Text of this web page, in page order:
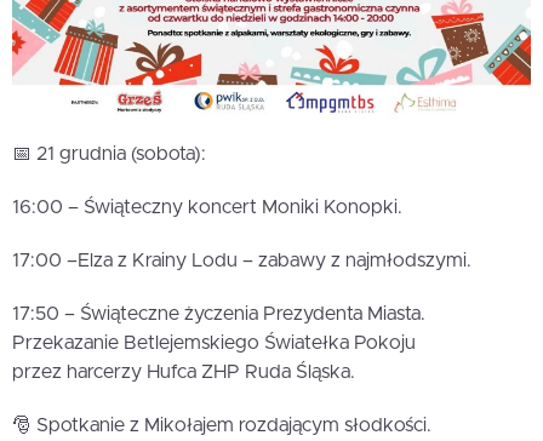
📅 21 grudnia (sobota):
16:00 – Świąteczny koncert Moniki Konopki.
17:00 –Elza z Krainy Lodu – zabawy z najmłodszymi.
17:50 – Świąteczne życzenia Prezydenta Miasta.
Przekazanie Betlejemskiego Światełka Pokoju
przez harcerzy Hufca ZHP Ruda Śląska.
🎅 Spotkanie z Mikołajem rozdającym słodkości.